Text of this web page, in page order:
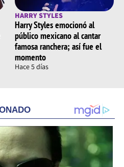
HARRY STYLES
Harry Styles emocionó al
público mexicano al cantar
famosa ranchera; así fue el
momento
Hace 5 días